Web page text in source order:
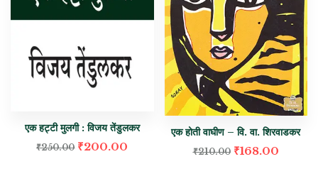
एक हट्टी मुलगी : विजय तेंडुलकर
₹250.00 ₹200.00
एक होती वाघीण – वि. वा. शिरवाडकर
₹210.00 ₹168.00